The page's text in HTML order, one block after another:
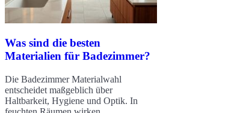
Was sind die besten
Materialien für Badezimmer?
Die Badezimmer Materialwahl
entscheidet maßgeblich über
Haltbarkeit, Hygiene und Optik. In